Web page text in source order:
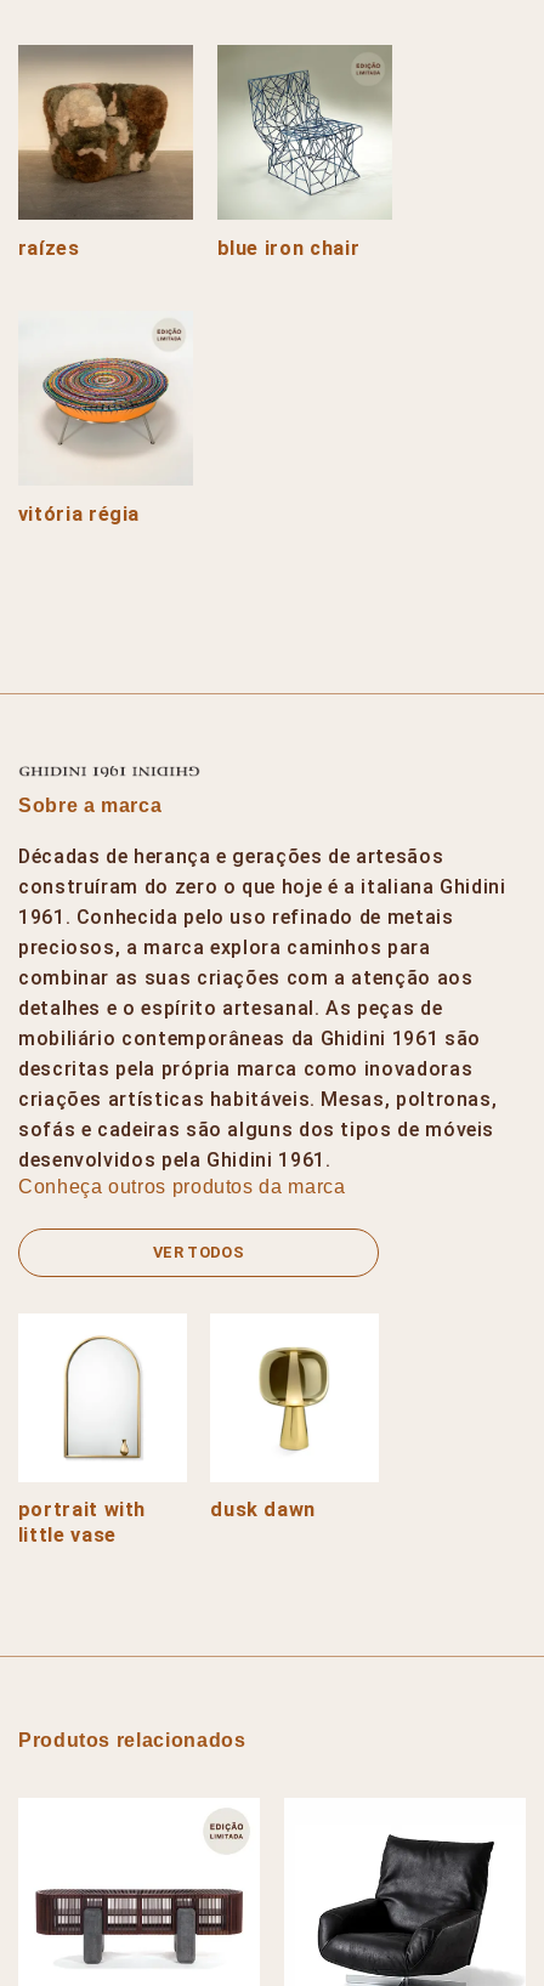
raízes blue iron chair
vitória régia
Sobre a marca
Décadas de herança e gerações de artesãos
construíram do zero o que hoje é a italiana Ghidini
1961. Conhecida pelo uso refinado de metais
preciosos, a marca explora caminhos para
combinar as suas criações com a atenção aos
detalhes e o espírito artesanal. As peças de
mobiliário contemporâneas da Ghidini 1961 são
descritas pela própria marca como inovadoras
criações artísticas habitáveis. Mesas, poltronas,
sofás e cadeiras são alguns dos tipos de móveis
desenvolvidos pela Ghidini 1961.
Conheça outros produtos da marca
VER TODOS
portrait with
little vase
dusk dawn
Produtos relacionados